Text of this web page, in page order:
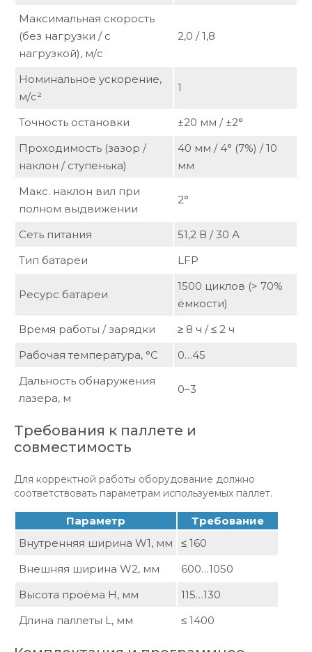
Максимальная скорость
(без нагрузки / с
нагрузкой), м/с
2,0 / 1,8
Номинальное ускорение,
м/с²
1
Точность остановки
±20 мм / ±2°
Проходимость (зазор /
наклон / ступенька)
40 мм / 4° (7%) / 10
мм
Макс. наклон вил при
полном выдвижении
2°
Сеть питания
51,2 В / 30 А
Тип батареи
LFP
Ресурс батареи
1500 циклов (> 70%
ёмкости)
Время работы / зарядки
≥ 8 ч / ≤ 2 ч
Рабочая температура, °C
0…45
Дальность обнаружения
лазера, м
0–3
Требования к паллете и
совместимость
Для корректной работы оборудование должно
соответствовать параметрам используемых паллет.
Параметр
Требование
Внутренняя ширина W1, мм
≤ 160
Внешняя ширина W2, мм
600…1050
Высота проёма H, мм
115…130
Длина паллеты L, мм
≤ 1400